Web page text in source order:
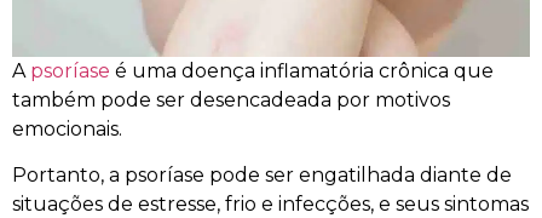
A psoríase é uma doença inflamatória crônica que
também pode ser desencadeada por motivos
emocionais.
Portanto, a psoríase pode ser engatilhada diante de
situações de estresse, frio e infecções, e seus sintomas